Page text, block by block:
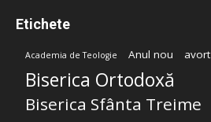
Etichete
Academia de Teologie Anul nou avort
Biserica Ortodoxă
Biserica Sfânta Treime